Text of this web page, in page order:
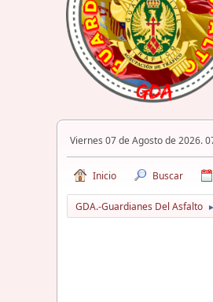
Viernes 07 de Agosto de 2026.
Inicio Buscar
GDA.-Guardianes Del Asfalto ►